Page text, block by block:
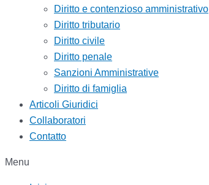
Diritto e contenzioso amministrativo
Diritto tributario
Diritto civile
Diritto penale
Sanzioni Amministrative
Diritto di famiglia
Articoli Giuridici
Collaboratori
Contatto
Menu